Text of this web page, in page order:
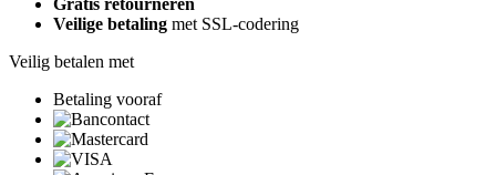
Veilige betaling met SSL-codering
Veilig betalen met
Betaling vooraf